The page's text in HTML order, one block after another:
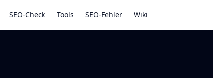
SEO-Check Tools SEO-Fehler Wiki